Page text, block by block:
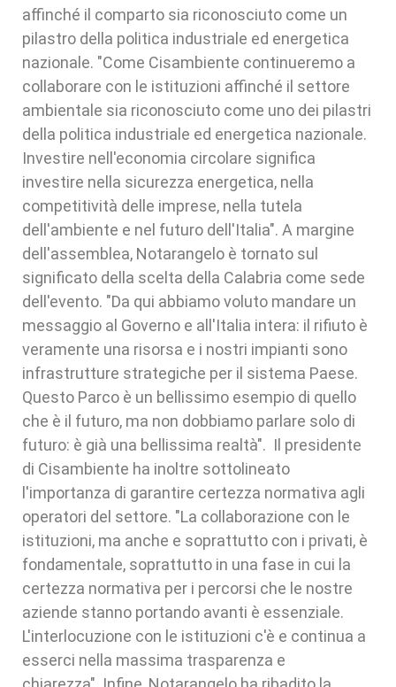
affinché il comparto sia riconosciuto come un
pilastro della politica industriale ed energetica
nazionale. "Come Cisambiente continueremo a
collaborare con le istituzioni affinché il settore
ambientale sia riconosciuto come uno dei pilastri
della politica industriale ed energetica nazionale.
Investire nell'economia circolare significa
investire nella sicurezza energetica, nella
competitività delle imprese, nella tutela
dell'ambiente e nel futuro dell'Italia". A margine
dell'assemblea, Notarangelo è tornato sul
significato della scelta della Calabria come sede
dell'evento. "Da qui abbiamo voluto mandare un
messaggio al Governo e all'Italia intera: il rifiuto è
veramente una risorsa e i nostri impianti sono
infrastrutture strategiche per il sistema Paese.
Questo Parco è un bellissimo esempio di quello
che è il futuro, ma non dobbiamo parlare solo di
futuro: è già una bellissima realtà". Il presidente
di Cisambiente ha inoltre sottolineato
l'importanza di garantire certezza normativa agli
operatori del settore. "La collaborazione con le
istituzioni, ma anche e soprattutto con i privati, è
fondamentale, soprattutto in una fase in cui la
certezza normativa per i percorsi che le nostre
aziende stanno portando avanti è essenziale.
L'interlocuzione con le istituzioni c'è e continua a
esserci nella massima trasparenza e